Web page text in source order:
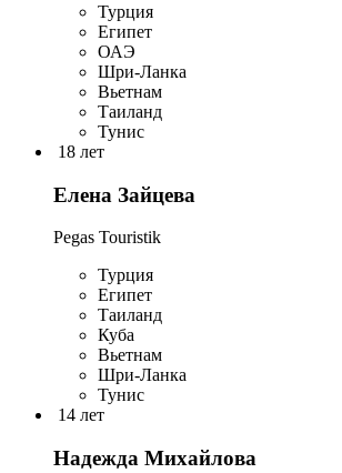
Турция
Египет
ОАЭ
Шри-Ланка
Вьетнам
Таиланд
Тунис
18 лет
Елена Зайцева
Pegas Touristik
Турция
Египет
Таиланд
Куба
Вьетнам
Шри-Ланка
Тунис
14 лет
Надежда Михайлова